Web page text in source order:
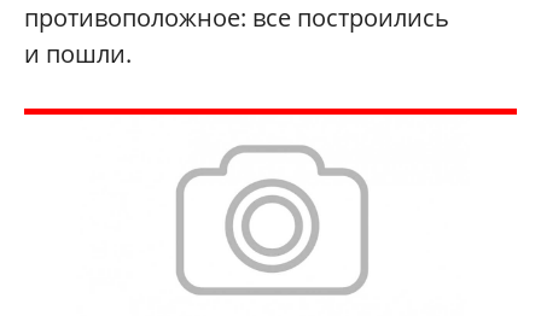
противоположное: все построились
и пошли.